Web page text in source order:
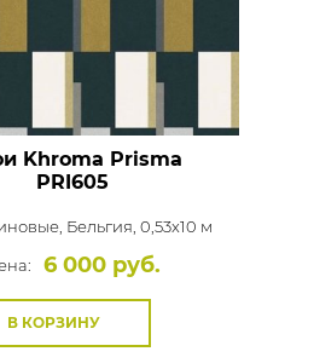
Khroma Prisma
PRI605
Бельгия, 0,53x10 м
6 000 руб.
В КОРЗИНУ